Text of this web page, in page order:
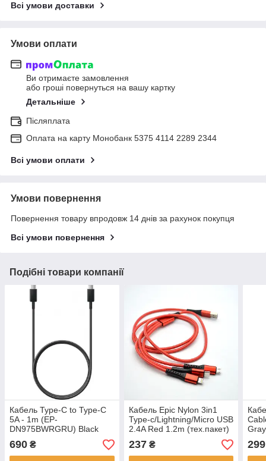
Всі умови доставки
Умови оплати
Ви отримаєте замовлення
або гроші повернуться на вашу картку
Детальніше
Післяплата
Оплата на карту Монобанк 5375 4114 2289 2344
Всі умови оплати
Умови повернення
Повернення товару впродовж 14 днів за рахунок покупця
Всі умови повернення
Подібні товари компанії
Кабель Type-C to Type-C
5A - 1m (EP-
DN975BWRGRU) Black
690 ₴
Кабель Epic Nylon 3in1
Type-c/Lightning/Micro USB
2.4A Red 1.2m (тех.пакет)
237₴ 299